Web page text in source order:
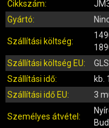
IZZÓ (ROBOGÓ, QUAD,
KARBURÁTOROK ÉS
KENŐANYAGOK,
KIEGÉSZÍTŐK
KILÓMÉTERÓRA ÉS
KIPUFOGÓK ÉS
KORMÁNY ÉS
Cikkszám:
Gyártó:
Szállítási költség:
Szállítási költség EU:
Szállítási idő:
kb.
Szállítási idő EU:
3
Személyes átvétel: